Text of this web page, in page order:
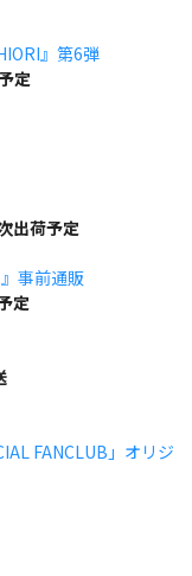
』第6弾
定
出荷予定
事前通販
定
FANCLUB」オリジ